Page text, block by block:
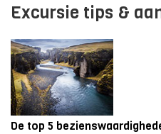
Excursie tips &
De top 5